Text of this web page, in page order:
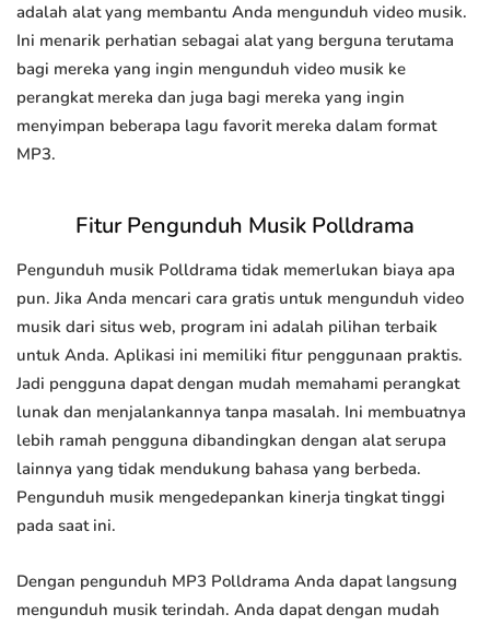
adalah alat yang membantu Anda mengunduh video musik.
Ini menarik perhatian sebagai alat yang berguna terutama
bagi mereka yang ingin mengunduh video musik ke
perangkat mereka dan juga bagi mereka yang ingin
menyimpan beberapa lagu favorit mereka dalam format
MP3.
Fitur Pengunduh Musik Polldrama
Pengunduh musik Polldrama tidak memerlukan biaya apa
pun. Jika Anda mencari cara gratis untuk mengunduh video
musik dari situs web, program ini adalah pilihan terbaik
untuk Anda. Aplikasi ini memiliki fitur penggunaan praktis.
Jadi pengguna dapat dengan mudah memahami perangkat
lunak dan menjalankannya tanpa masalah. Ini membuatnya
lebih ramah pengguna dibandingkan dengan alat serupa
lainnya yang tidak mendukung bahasa yang berbeda.
Pengunduh musik mengedepankan kinerja tingkat tinggi
pada saat ini.
Dengan pengunduh MP3 Polldrama Anda dapat langsung
mengunduh musik terindah. Anda dapat dengan mudah